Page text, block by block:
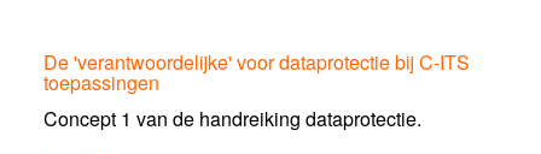
29
2016
De 'verantwoordelijke' voor dataprotectie bij C-ITS
toepassingen
Concept 1 van de handreiking dataprotectie.